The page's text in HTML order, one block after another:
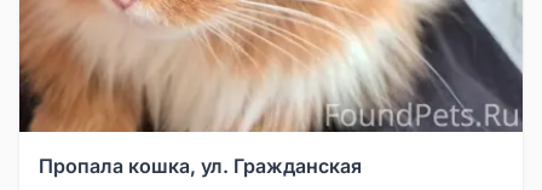
Пропала кошка, ул. Гражданская